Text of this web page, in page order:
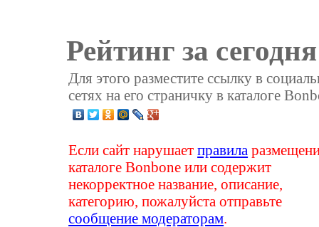
Рейтинг за
Для этого разместите ссылку в
сетях на его страничку в каталоге
Если сайт нарушаетправила
каталоге Bonbone или содержит
некорректное название, описание,
категорию, пожалуйста отправьте
сообщение модераторам